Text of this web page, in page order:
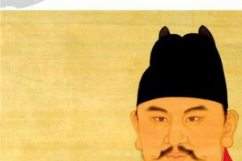
女裝 男裝 化妝保養
電子/紙本書
HOT